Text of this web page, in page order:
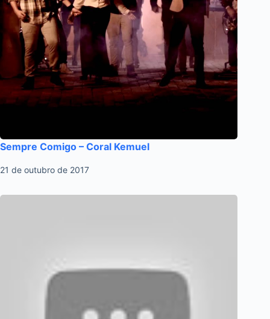
Sempre Comigo – Coral Kemuel
21 de outubro de 2017